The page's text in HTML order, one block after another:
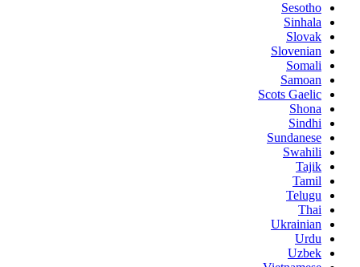
Sesotho
Sinhala
Slovak
Slovenian
Somali
Samoan
Scots Gaelic
Shona
Sindhi
Sundanese
Swahili
Tajik
Tamil
Telugu
Thai
Ukrainian
Urdu
Uzbek